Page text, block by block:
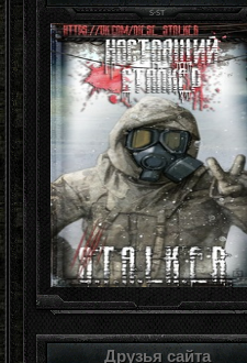
Друзья сайта